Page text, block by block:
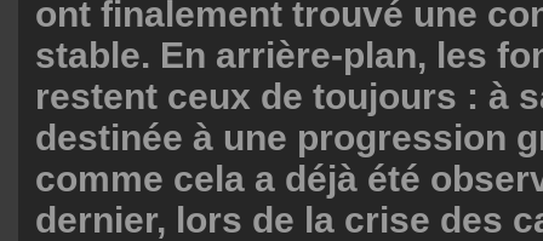
ont finalement trouvé une
stable. En arrière-plan, les
restent ceux de toujours : à
destinée à une progression
comme cela a déjà été
dernier, lors de la crise des